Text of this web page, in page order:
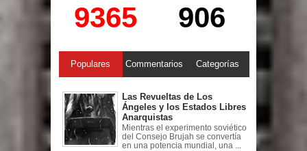
9365 906
Populares Commentarios Categorías
Las Revueltas de Los
Ángeles y los Estados Libres
Anarquistas
Mientras el experimento soviético
del Consejo Brujah se convertía
en una potencia mundial, una ...